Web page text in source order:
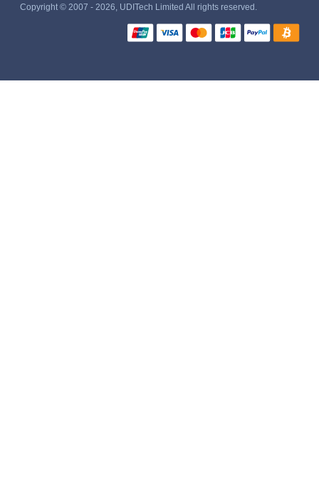
Copyright © 2007 - 2026, UDITech Limited All rights reserved.